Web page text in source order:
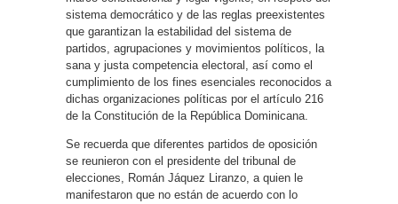
sistema democrático y de las reglas preexistentes
que garantizan la estabilidad del sistema de
partidos, agrupaciones y movimientos políticos, la
sana y justa competencia electoral, así como el
cumplimiento de los fines esenciales reconocidos a
dichas organizaciones políticas por el artículo 216
de la Constitución de la República Dominicana.
Se recuerda que diferentes partidos de oposición
se reunieron con el presidente del tribunal de
elecciones, Román Jáquez Liranzo, a quien le
manifestaron que no están de acuerdo con lo